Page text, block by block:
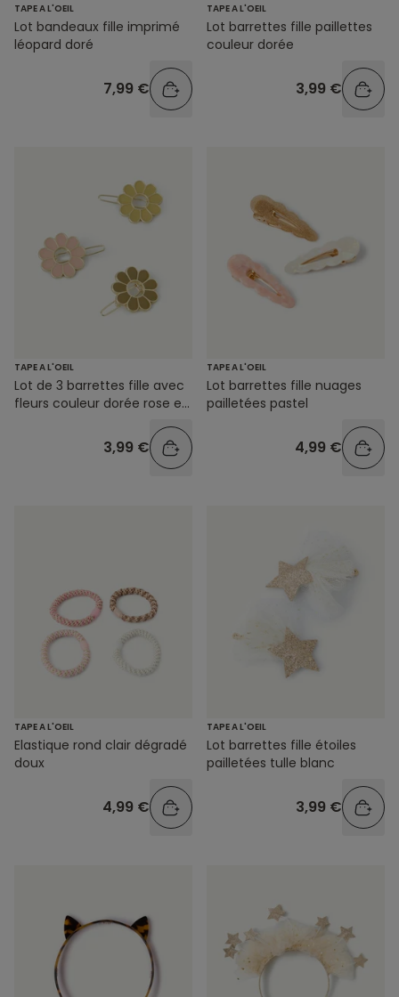
TAPE A L'OEIL
Lot bandeaux fille imprimé
léopard doré
7,99 €
TAPE A L'OEIL
Lot barrettes fille paillettes
couleur dorée
3,99 €
TAPE A L'OEIL
Lot de 3 barrettes fille avec
fleurs couleur dorée rose et
3,99 €
TAPE A L'OEIL
Lot barrettes fille nuages
pailletées pastel
4,99 €
TAPE A L'OEIL
Elastique rond clair dégradé
doux
4,99 €
TAPE A L'OEIL
Lot barrettes fille étoiles
pailletées tulle blanc
3,99 €